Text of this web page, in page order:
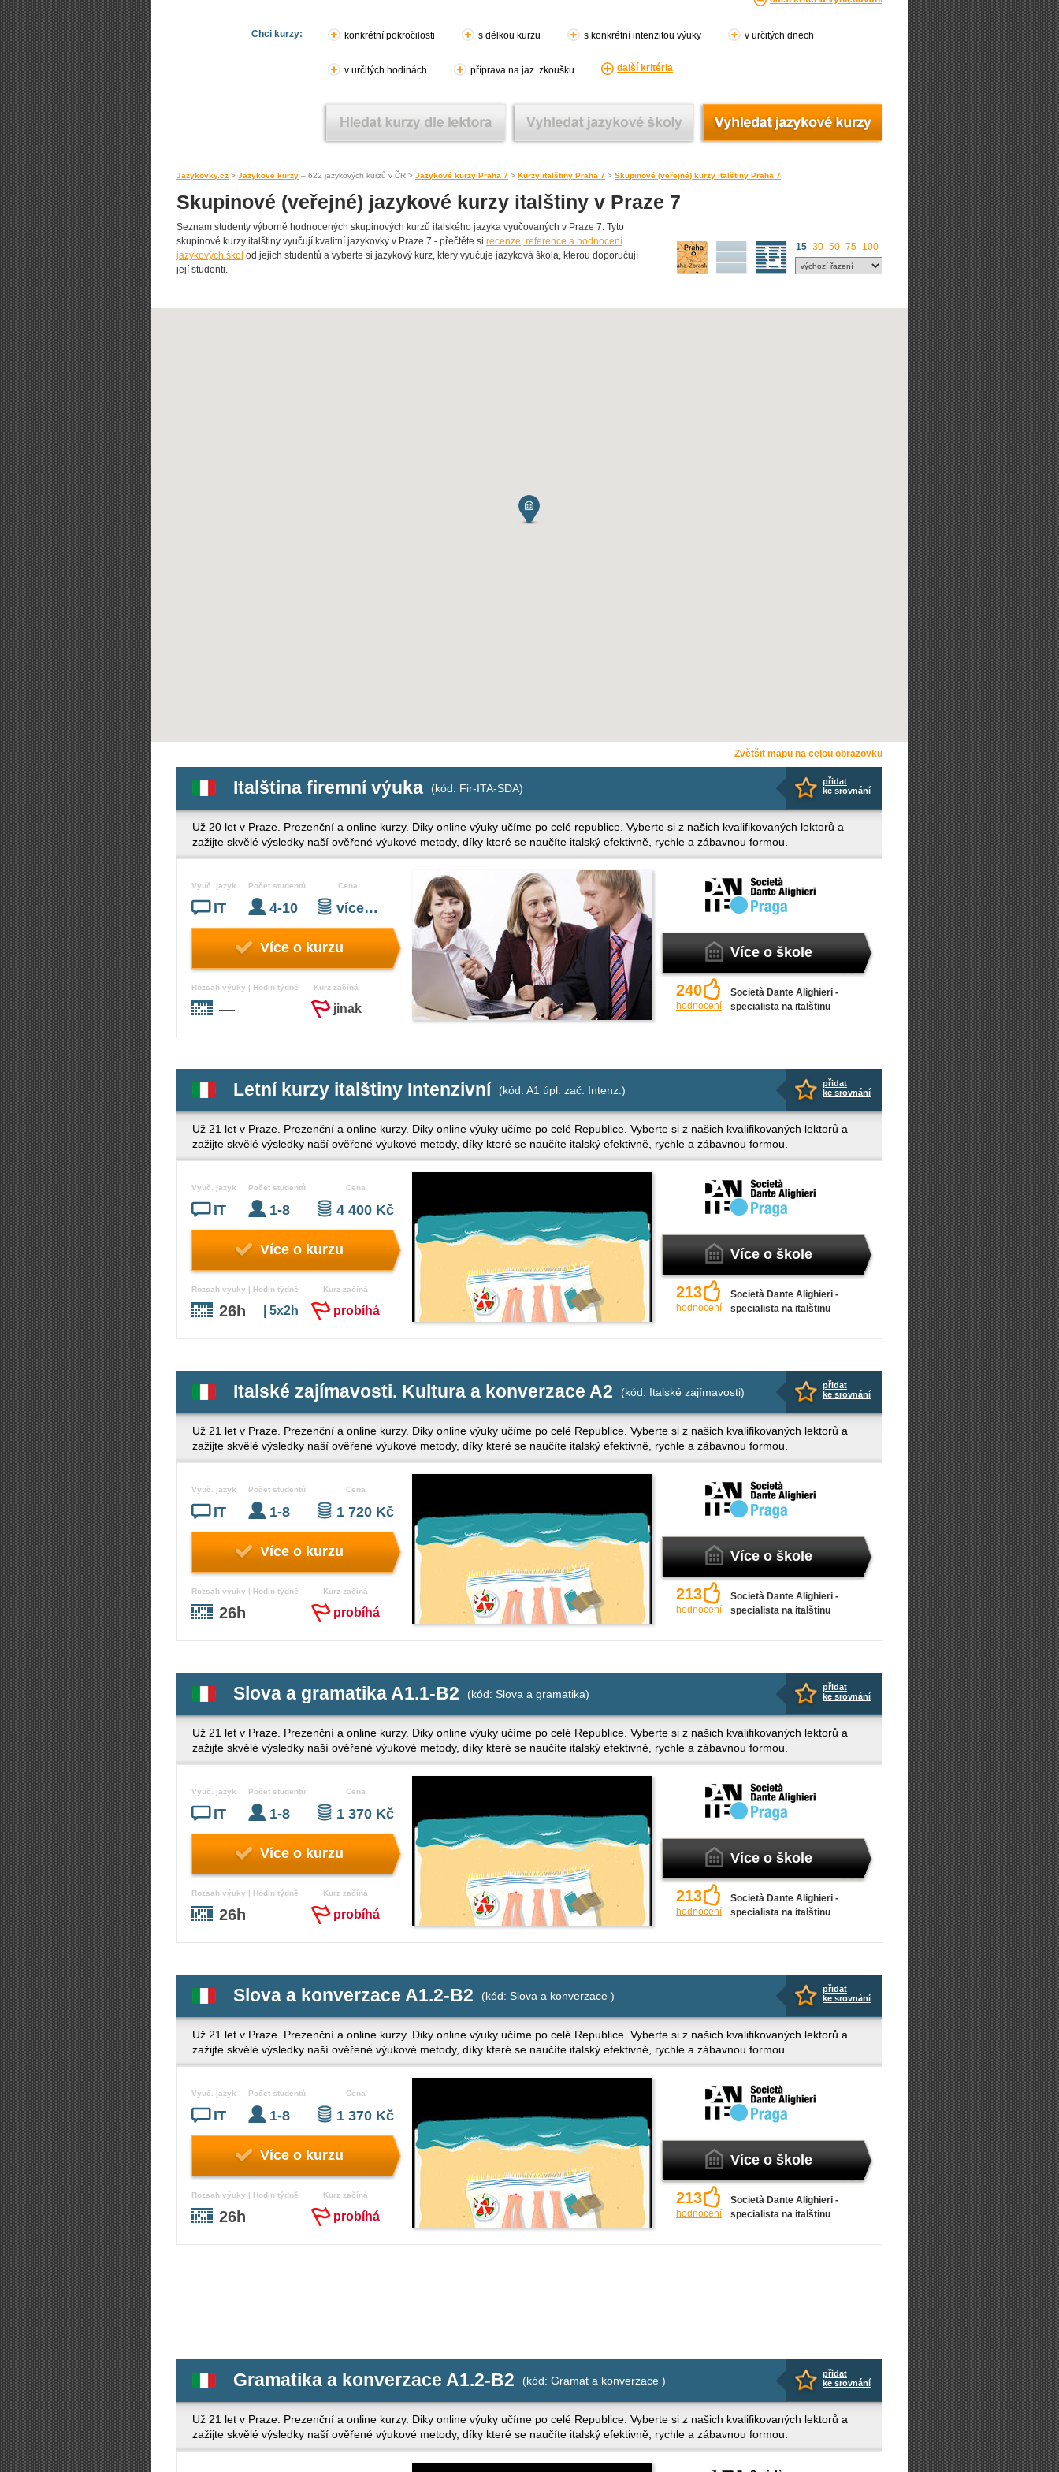
Chci kurzy: konkrétní pokročilosti s délkou kurzu s konkrétní intenzitou výuky v určitých dnech
v určitých hodinách příprava na jaz. zkoušku další kritéria
Jazykovky.cz > Jazykové kurzy – 622 jazykových kurzů v ČR > Jazykové kurzy Praha 7 > Kurzy italštiny Praha 7 > Skupinové (veřejné) kurzy italštiny Praha 7
Skupinové (veřejné) jazykové kurzy italštiny v Praze 7
Seznam studenty výborně hodnocených skupinových kurzů italského jazyka vyučovaných v Praze 7. Tyto
skupinové kurzy italštiny vyučují kvalitní jazykovky v Praze 7 - přečtěte si recenze, reference a hodnocení
jazykových škol od jejich studentů a vyberte si jazykový kurz, který vyučuje jazyková škola, kterou doporučují
její studenti.
15 30 50 75 100
Zvětšit mapu na celou obrazovku
přidat
ke srovnání
Italština firemní výuka (kód: Fir-ITA-SDA)
Už 20 let v Praze. Prezenční a online kurzy. Diky online výuky učíme po celé republice. Vyberte si z našich kvalifikovaných lektorů a
zažijte skvělé výsledky naší ověřené výukové metody, díky které se naučíte italský efektivně, rychle a zábavnou formou.
Vyuč. jazyk
IT
Počet studentů
4-10
Cena
více…
Více o kurzu
Rozsah výuky | Hodin týdně
—
Kurz začíná
jinak
Více o škole
240
hodnocení
Società Dante Alighieri -
specialista na italštinu
přidat
ke srovnání
Letní kurzy italštiny Intenzivní (kód: A1 úpl. zač. Intenz.)
Už 21 let v Praze. Prezenční a online kurzy. Diky online výuky učíme po celé Republice. Vyberte si z našich kvalifikovaných lektorů a
zažijte skvělé výsledky naší ověřené výukové metody, díky které se naučíte italský efektivně, rychle a zábavnou formou.
Vyuč. jazyk
IT
Počet studentů
1-8
Cena
4 400 Kč
Více o kurzu
Rozsah výuky | Hodin týdně
26h | 5x2h
Kurz začíná
probíhá
Více o škole
213
hodnocení
Società Dante Alighieri -
specialista na italštinu
přidat
ke srovnání
Italské zajímavosti. Kultura a konverzace A2 (kód: Italské zajímavosti)
Už 21 let v Praze. Prezenční a online kurzy. Diky online výuky učíme po celé Republice. Vyberte si z našich kvalifikovaných lektorů a
zažijte skvělé výsledky naší ověřené výukové metody, díky které se naučíte italský efektivně, rychle a zábavnou formou.
Vyuč. jazyk
IT
Počet studentů
1-8
Cena
1 720 Kč
Více o kurzu
Rozsah výuky | Hodin týdně
26h
Kurz začíná
probíhá
Více o škole
213
hodnocení
Società Dante Alighieri -
specialista na italštinu
přidat
ke srovnání
Slova a gramatika A1.1-B2 (kód: Slova a gramatika)
Už 21 let v Praze. Prezenční a online kurzy. Diky online výuky učíme po celé Republice. Vyberte si z našich kvalifikovaných lektorů a
zažijte skvělé výsledky naší ověřené výukové metody, díky které se naučíte italský efektivně, rychle a zábavnou formou.
Vyuč. jazyk
IT
Počet studentů
1-8
Cena
1 370 Kč
Více o kurzu
Rozsah výuky | Hodin týdně
26h
Kurz začíná
probíhá
Více o škole
213
hodnocení
Società Dante Alighieri -
specialista na italštinu
přidat
ke srovnání
Slova a konverzace A1.2-B2 (kód: Slova a konverzace )
Už 21 let v Praze. Prezenční a online kurzy. Diky online výuky učíme po celé Republice. Vyberte si z našich kvalifikovaných lektorů a
zažijte skvělé výsledky naší ověřené výukové metody, díky které se naučíte italský efektivně, rychle a zábavnou formou.
Vyuč. jazyk
IT
Počet studentů
1-8
Cena
1 370 Kč
Více o kurzu
Rozsah výuky | Hodin týdně
26h
Kurz začíná
probíhá
Více o škole
213
hodnocení
Società Dante Alighieri -
specialista na italštinu
přidat
ke srovnání
Gramatika a konverzace A1.2-B2 (kód: Gramat a konverzace )
Už 21 let v Praze. Prezenční a online kurzy. Diky online výuky učíme po celé Republice. Vyberte si z našich kvalifikovaných lektorů a
zažijte skvělé výsledky naší ověřené výukové metody, díky které se naučíte italský efektivně, rychle a zábavnou formou.